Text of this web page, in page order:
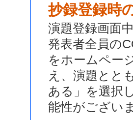
抄録登録時
演題登録画面
発表者全員の
をホームペー
え、演題とと
ある」を選択
能性がござい